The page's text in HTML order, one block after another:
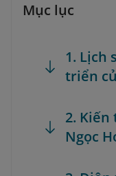
Mục lục
1. Lịch
triển
2. Kiến
Ngọc